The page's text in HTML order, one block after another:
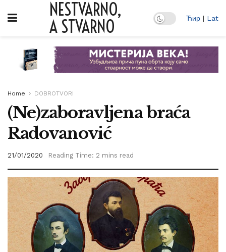
NESTVARNO,
A STVARNO Ћир | Lat
Home DOBROTVORI
(Ne)zaboravljena braća
Radovanović
21/01/2020 Reading Time: 2 mins read